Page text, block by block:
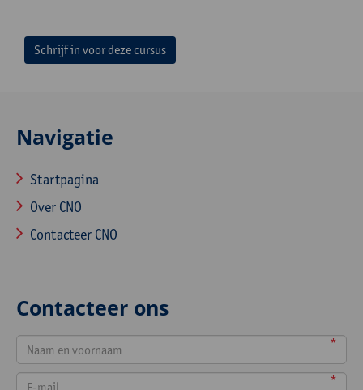
Schrijf in voor deze cursus
Navigatie
Startpagina
Over CNO
Contacteer CNO
Contacteer ons
*
*